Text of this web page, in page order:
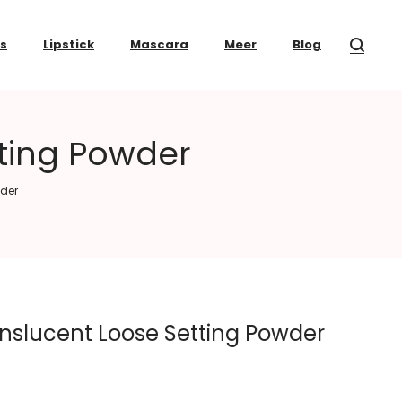
Lipstick Mascara Meer Blog
Powder
Loose Setting Powder